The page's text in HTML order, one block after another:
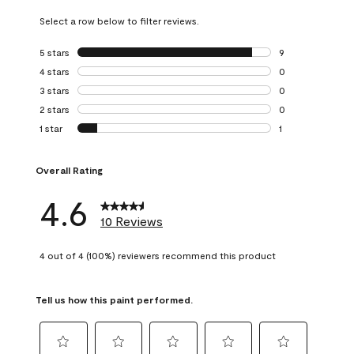
Select a row below to filter reviews.
5 stars stars
9
9 reviews with 5
4 stars stars
0
0 reviews with 4
3 stars stars
0
0 reviews with 3
2 stars stars
0
0 reviews with 2
1 star stars
1
Overall Rating
4.6 10 Reviews
4 out of 4 (100%) reviewers recommend this product
Tell us how this paint performed.